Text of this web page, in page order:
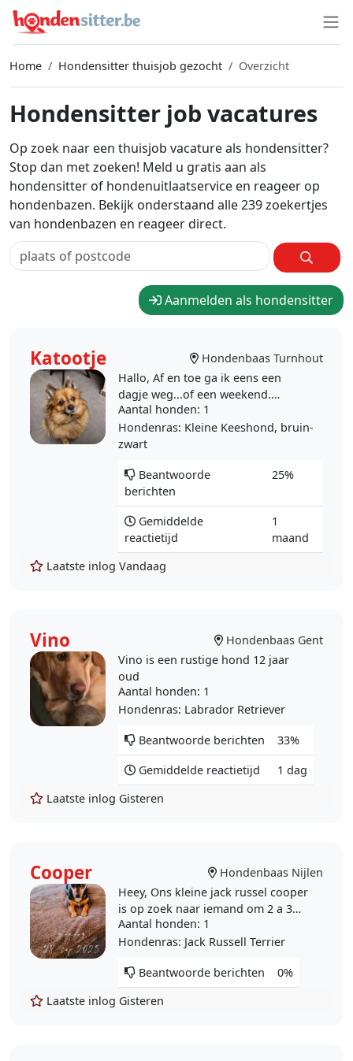
Home Hondensitter thuisjob gezocht Overzicht
Hondensitter job vacatures
Op zoek naar een thuisjob vacature als hondensitter?
Stop dan met zoeken! Meld u gratis aan als
hondensitter of hondenuitlaatservice en reageer op
hondenbazen. Bekijk onderstaand alle 239 zoekertjes
van hondenbazen en reageer direct.
Aanmelden als hondensitter
Katootje
Hondenbaas Turnhout
Hallo, Af en toe ga ik eens een
dagje weg...of een weekend.
Misschien wel eens meerdere
vakantiedagen... Wil jij dan op
Katootje passen ?
Aantal honden: 1
Hondenras: Kleine Keeshond, bruin-
zwart
Beantwoorde
berichten
25%
Gemiddelde
reactietijd
1
maand
Laatste inlog Vandaag
Vino
Hondenbaas Gent
Vino is een rustige hond 12 jaar
oud
Aantal honden: 1
Hondenras: Labrador Retriever
Beantwoorde berichten
33%
Gemiddelde reactietijd
1 dag
Laatste inlog Gisteren
Cooper
Hondenbaas Nijlen
Heey, Ons kleine jack russel cooper
is op zoek naar iemand om 2 a 3
dagen in de week te gaan spelen.
Het is een enorme lieve, speelse
Aantal honden: 1
Hondenras: Jack Russell Terrier
Beantwoorde berichten
0%
Laatste inlog Gisteren